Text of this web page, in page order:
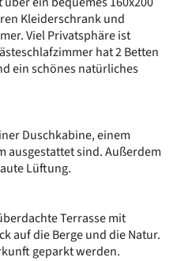
Kleiderschrank und
Viel Privatsphäre ist
hat 2 Betten
ein schönes natürliches
Duschkabine, einem
ausgestattet sind. Außerdem
Lüftung.
Terrasse mit
auf die Berge und die Natur.
geparkt werden.